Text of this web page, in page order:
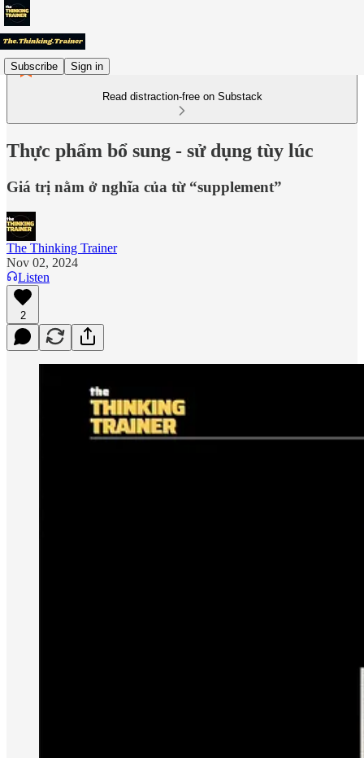
Subscribe Sign in
Read distraction-free on Substack
Thực phẩm bổ sung - sử dụng tùy lúc
Giá trị nằm ở nghĩa của từ “supplement”
The Thinking Trainer
Nov 02, 2024
Listen
2